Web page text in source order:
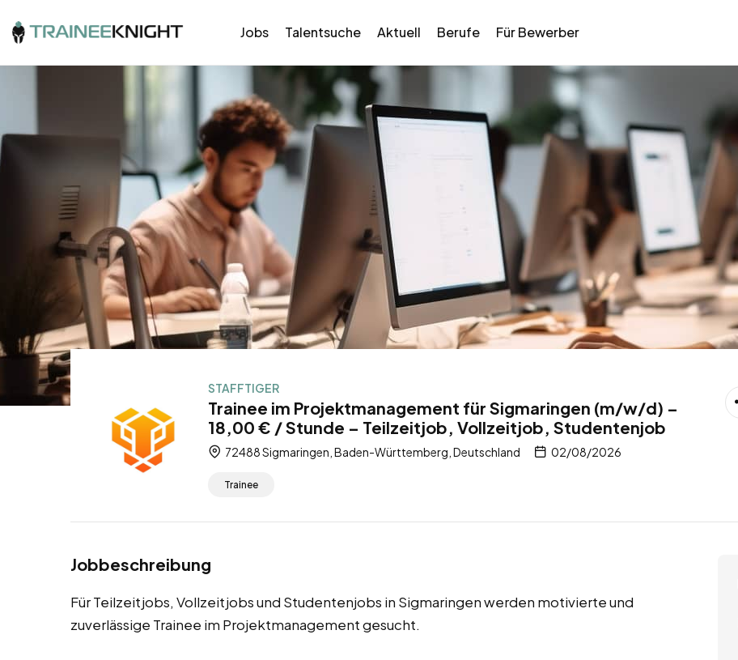
Jobs Talentsuche Aktuell Berufe Für Bewerber
STAFFTIGER
Trainee im Projektmanagement für Sigmaringen (m/w/d) –
18,00 € / Stunde – Teilzeitjob, Vollzeitjob, Studentenjob
72488 Sigmaringen, Baden-Württemberg, Deutschland 02/08/2026
Trainee
Jobbeschreibung
Für Teilzeitjobs, Vollzeitjobs und Studentenjobs in Sigmaringen werden motivierte und
zuverlässige Trainee im Projektmanagement gesucht.